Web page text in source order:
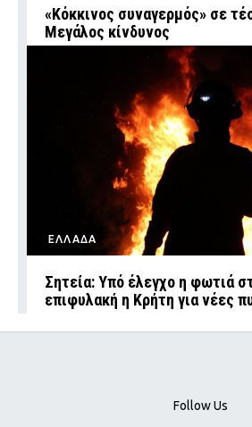
«Κόκκινος συναγερμός» σε
Μεγάλος κίνδυνος
ΕΛΛΑΔΑ
Σητεία: Υπό έλεγχο η φωτιά
επιφυλακή η Κρήτη για νέες
Follow Us